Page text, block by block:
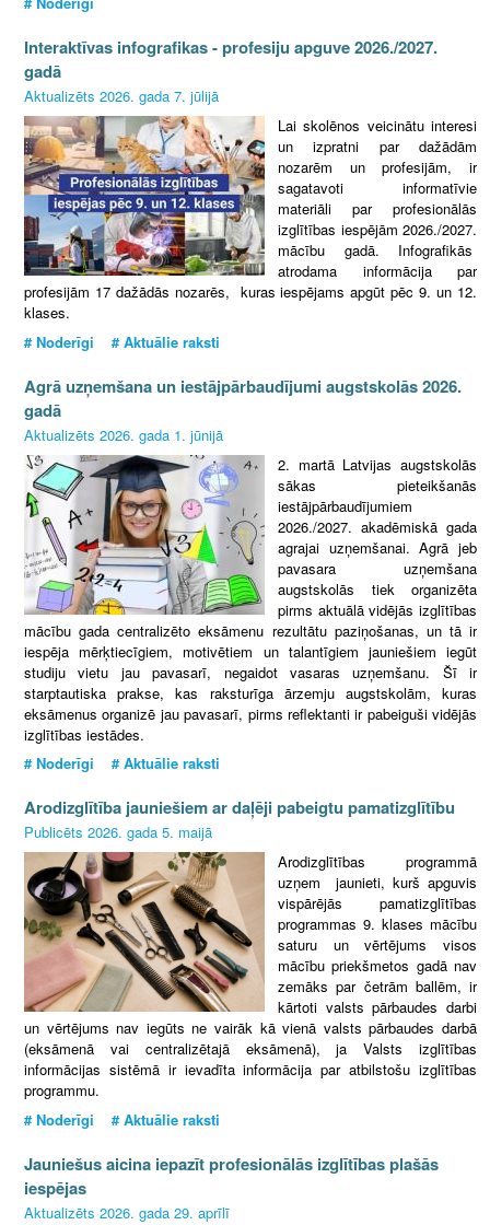
Interaktīvas infografikas - profesiju apguve 2026./2027.
gadā
Aktualizēts 2026. gada 7. jūlijā
Lai skolēnos veicinātu interesi
un izpratni par dažādām
nozarēm un profesijām, ir
sagatavoti informatīvie
materiāli par profesionālās
izglītības iespējām 2026./2027.
mācību gadā. Infografikās
atrodama informācija par
profesijām 17 dažādās nozarēs, kuras iespējams apgūt pēc 9. un 12.
klases.
# Noderīgi # Aktuālie raksti
Agrā uzņemšana un iestājpārbaudījumi augstskolās 2026.
gadā
Aktualizēts 2026. gada 1. jūnijā
2. martā Latvijas augstskolās
sākas pieteikšanās
iestājpārbaudījumiem
2026./2027. akadēmiskā gada
agrajai uzņemšanai. Agrā jeb
pavasara uzņemšana
augstskolās tiek organizēta
pirms aktuālā vidējās izglītības
mācību gada centralizēto eksāmenu rezultātu paziņošanas, un tā ir
iespēja mērķtiecīgiem, motivētiem un talantīgiem jauniešiem iegūt
studiju vietu jau pavasarī, negaidot vasaras uzņemšanu. Šī ir
starptautiska prakse, kas raksturīga ārzemju augstskolām, kuras
eksāmenus organizē jau pavasarī, pirms reflektanti ir pabeiguši vidējās
izglītības iestādes.
# Noderīgi # Aktuālie raksti
Arodizglītība jauniešiem ar daļēji pabeigtu pamatizglītību
Publicēts 2026. gada 5. maijā
Arodizglītības programmā
uzņem jaunieti, kurš apguvis
vispārējās pamatizglītības
programmas 9. klases mācību
saturu un vērtējums visos
mācību priekšmetos gadā nav
zemāks par četrām ballēm, ir
kārtoti valsts pārbaudes darbi
un vērtējums nav iegūts ne vairāk kā vienā valsts pārbaudes darbā
(eksāmenā vai centralizētajā eksāmenā), ja Valsts izglītības
informācijas sistēmā ir ievadīta informācija par atbilstošu izglītības
programmu.
# Noderīgi # Aktuālie raksti
Jauniešus aicina iepazīt profesionālās izglītības plašās
iespējas
Aktualizēts 2026. gada 29. aprīlī